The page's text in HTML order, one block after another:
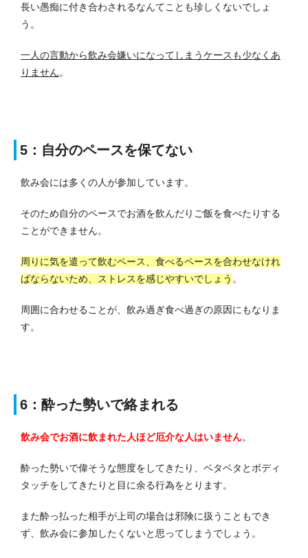
長い愚痴に付き合わされるなんてことも珍しくないでしょ
う。
一人の言動から飲み会嫌いになってしまうケースも少なくあ
りません。
5：自分のペースを保てない
飲み会には多くの人が参加しています。
そのため自分のペースでお酒を飲んだりご飯を食べたりする
ことができません。
周りに気を遣って飲むペース、食べるペースを合わせなけれ
ばならないため、ストレスを感じやすいでしょう 。
周囲に合わせることが、飲み過ぎ食べ過ぎの原因にもなりま
す。
6：酔った勢いで絡まれる
飲み会でお酒に飲まれた人ほど厄介な人はいません。
酔った勢いで偉そうな態度をしてきたり、ベタベタとボディ
タッチをしてきたりと目に余る行為をとります。
また酔っ払った相手が上司の場合は邪険に扱うこともでき
ず、飲み会に参加したくないと思ってしまうでしょう。